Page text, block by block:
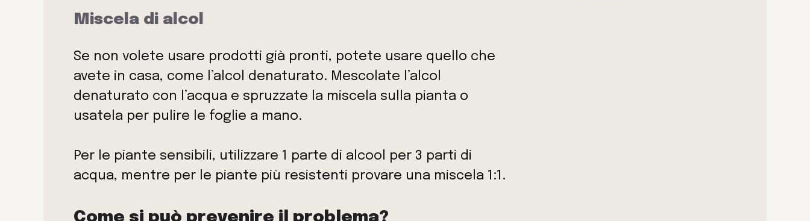
Miscela di alcol
Se non volete usare prodotti già pronti, potete usare quello che
avete in casa, come l’alcol denaturato. Mescolate l’alcol
denaturato con l’acqua e spruzzate la miscela sulla pianta o
usatela per pulire le foglie a mano.
Per le piante sensibili, utilizzare 1 parte di alcool per 3 parti di
acqua, mentre per le piante più resistenti provare una miscela 1:1.